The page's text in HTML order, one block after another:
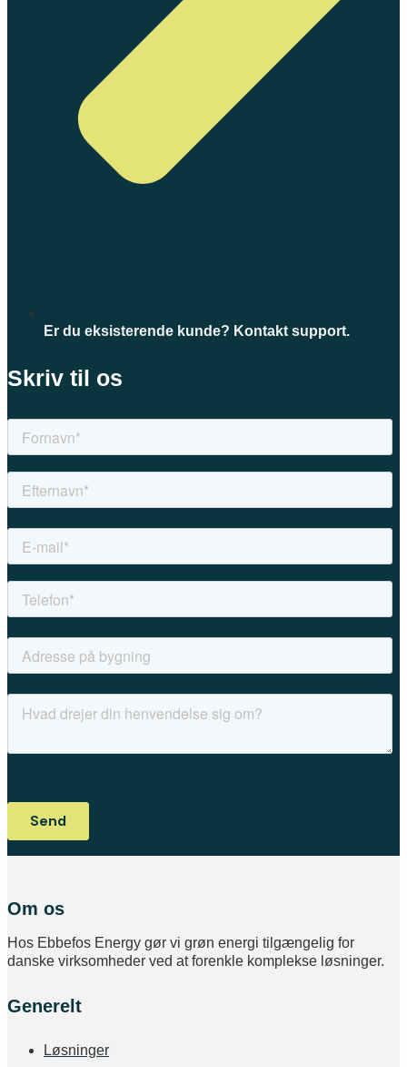
Er du eksisterende kunde? Kontakt support.
Skriv til os
Om os
Hos Ebbefos Energy gør vi grøn energi tilgængelig for
danske virksomheder ved at forenkle komplekse løsninger.
Generelt
Løsninger